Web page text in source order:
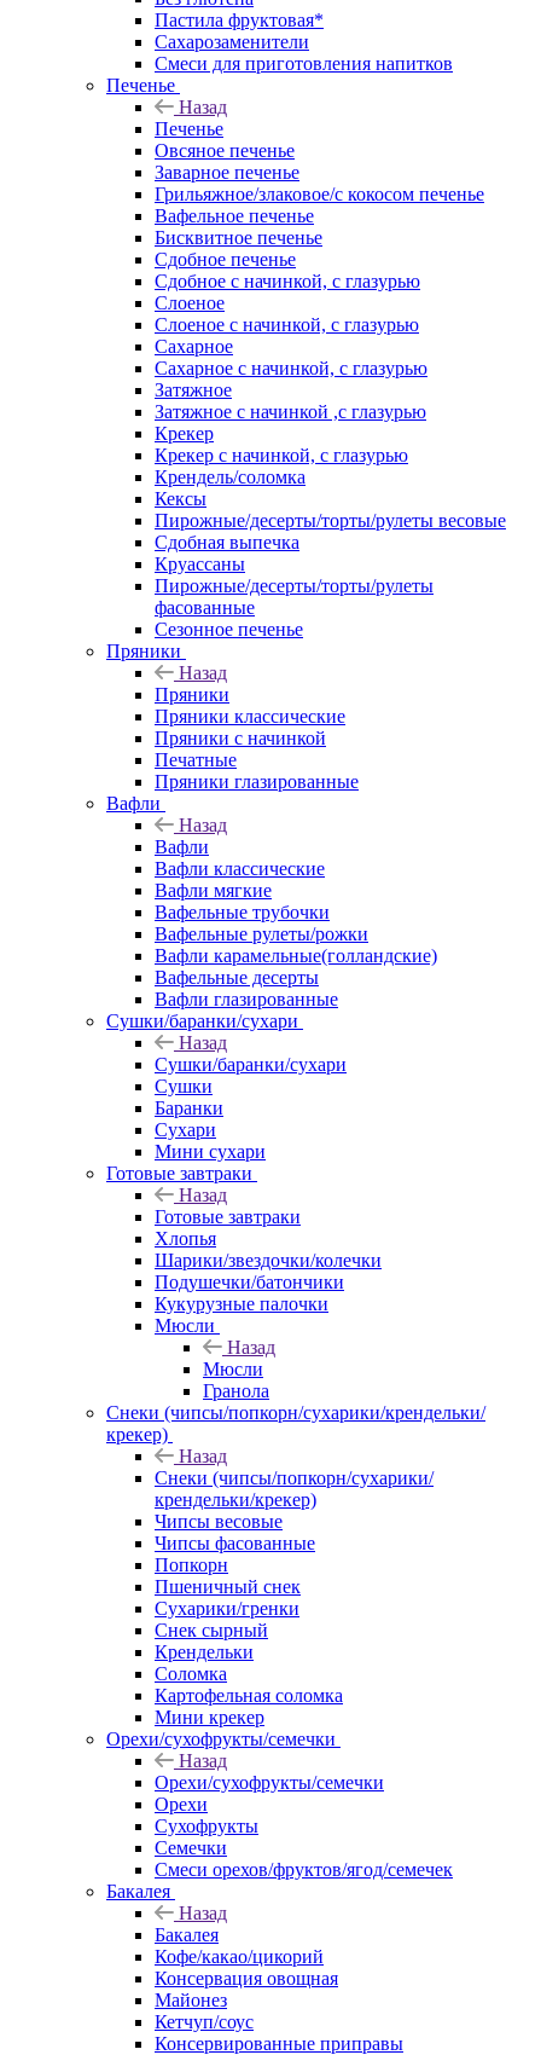
Пастила фруктовая*
Сахарозаменители
Смеси для приготовления напитков
Печенье
Назад
Печенье
Овсяное печенье
Заварное печенье
Грильяжное/злаковое/с кокосом печенье
Вафельное печенье
Бисквитное печенье
Сдобное печенье
Сдобное с начинкой, с глазурью
Слоеное
Слоеное с начинкой, с глазурью
Сахарное
Сахарное с начинкой, с глазурью
Затяжное
Затяжное с начинкой ,с глазурью
Крекер
Крекер с начинкой, с глазурью
Крендель/соломка
Кексы
Пирожные/десерты/торты/рулеты весовые
Сдобная выпечка
Круассаны
Пирожные/десерты/торты/рулеты
фасованные
Сезонное печенье
Пряники
Назад
Пряники
Пряники классические
Пряники с начинкой
Печатные
Пряники глазированные
Вафли
Назад
Вафли
Вафли классические
Вафли мягкие
Вафельные трубочки
Вафельные рулеты/рожки
Вафли карамельные(голландские)
Вафельные десерты
Вафли глазированные
Сушки/баранки/сухари
Назад
Сушки/баранки/сухари
Сушки
Баранки
Сухари
Мини сухари
Готовые завтраки
Назад
Готовые завтраки
Хлопья
Шарики/звездочки/колечки
Подушечки/батончики
Кукурузные палочки
Мюсли
Назад
Мюсли
Гранола
Снеки (чипсы/попкорн/сухарики/крендельки/
крекер)
Назад
Снеки (чипсы/попкорн/сухарики/
крендельки/крекер)
Чипсы весовые
Чипсы фасованные
Попкорн
Пшеничный снек
Сухарики/гренки
Снек сырный
Крендельки
Соломка
Картофельная соломка
Мини крекер
Орехи/сухофрукты/семечки
Назад
Орехи/сухофрукты/семечки
Орехи
Сухофрукты
Семечки
Смеси орехов/фруктов/ягод/семечек
Бакалея
Назад
Бакалея
Кофе/какао/цикорий
Консервация овощная
Майонез
Кетчуп/соус
Консервированные приправы